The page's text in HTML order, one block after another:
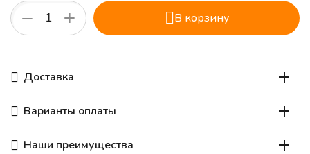
+
− В корзину
Доставка
Варианты оплаты
Наши преимущества